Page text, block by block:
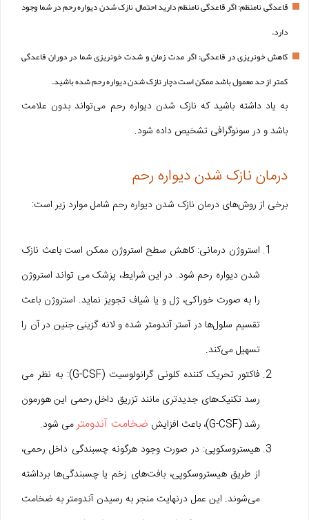
قاعدگی نامنظم: اگر قاعدگی نامنظم دارید احتمال نازک شدن دیواره رحم در شما وجود
دارد.
کاهش خونریزی در قاعدگی: اگر مدت زمان و شدت خونریزی شما در دوران قاعدگی
کمتر از حد معمول باشد ممکن است دچار نازک شدن دیواره رحم شده باشید.
به یاد داشته باشید که نازک شدن دیواره رحم می‌تواند بدون علامت
باشد و در سونوگرافی تشخیص داده شود.
درمان نازک شدن دیواره رحم
برخی از روش‌های درمان نازک شدن دیواره رحم شامل موارد زیر است:
استروژن درمانی: کاهش سطح استروژن ممکن است باعث نازک
شدن دیواره رحم شود. در این شرایط، پزشک می تواند استروژن
را به صورت خوراکی، ژل و یا شیاف تجویز نماید. استروژن باعث
تقسیم سلول‌ها در آستر آندومتر شده و لانه گزینی جنین در آن را
تسهیل می‌کند.
فاکتور تحریک کننده کلونی گرانولوسیت (G-CSF): به نظر می
رسد تکنیک‌های جدیدتری مانند تزریق داخل رحمی این هورمون
رشد (G-CSF)، باعث افزایش
ضخامت آندومترمی شود.
هیستروسکوپی: در صورت وجود هرگونه چسبندگی داخل رحمی،
از طریق هیستروسکوپی، بافت‌های زخم یا چسبندگی‌ها برداشته
می‌شوند. این عمل درنهایت منجر به رسیدن آندومتر به ضخامت